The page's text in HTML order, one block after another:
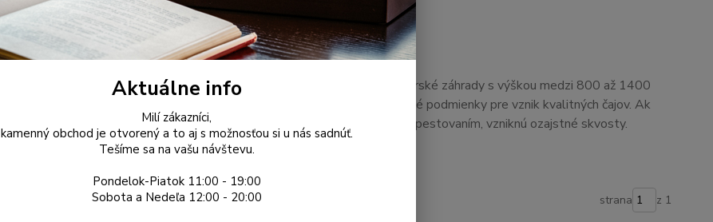
Gao Shan - vysokohorské čaje
03.05.2023 Taiwan 2023
Tentokrát sme navštívili viaceré vysokohorské záhrady s výškou medzi 800 až 1400
m.n.m. Toto prostredie poskytuje špecifické podmienky pre vznik kvalitných čajov. Ak
sa to spojí s organickým alebo naturálnym pestovaním, vzniknú ozajstné skvosty.
celý článok
strana z 1
Aktuálne info
Milí zákazníci,
kamenný obchod je otvorený a to aj s možnosťou si u nás sadnúť.
Tešíme sa na vašu návštevu.
Pondelok-Piatok 11:00 - 19:00
Sobota a Nedeľa 12:00 - 20:00